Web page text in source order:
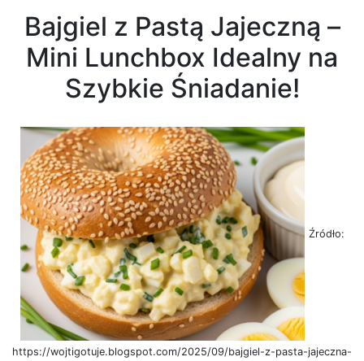
Bajgiel z Pastą Jajeczną –
Mini Lunchbox Idealny na
Szybkie Śniadanie!
Źródło:
https://wojtigotuje.blogspot.com/2025/09/bajgiel-z-pasta-jajeczna-